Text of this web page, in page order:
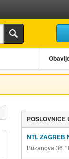
POSLOVNICE
NTL ZAGREB
Bužanova 36